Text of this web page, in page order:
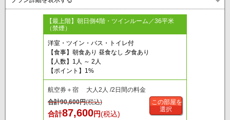
【最上階】朝日側4階・ツインルーム／36平米
（禁煙）
洋室・ツイン・バス・トイレ付
【食事】朝食あり 昼食なし 夕食あり
【人数】1人 ～ 2人
【ポイント】1%
航空券＋宿 大人2人 /2日間の料金
合計90,600円(税込)
合計87,600円(税込)
この部屋を
選択